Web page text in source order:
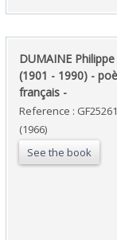
‎DUMAINE
(1901 - 1990) -
français - ‎
Reference : GF25261
(1966)
See the book